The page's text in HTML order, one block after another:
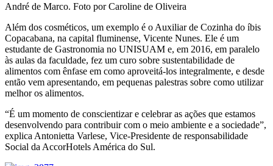
André de Marco. Foto por Caroline de Oliveira
Além dos cosméticos, um exemplo é o Auxiliar de Cozinha do íbis
Copacabana, na capital fluminense, Vicente Nunes. Ele é um
estudante de Gastronomia no UNISUAM e, em 2016, em paralelo
às aulas da faculdade, fez um curo sobre sustentabilidade de
alimentos com ênfase em como aproveitá-los integralmente, e desde
então vem apresentando, em pequenas palestras sobre como utilizar
melhor os alimentos.
“É um momento de conscientizar e celebrar as ações que estamos
desenvolvendo para contribuir com o meio ambiente e a sociedade”,
explica Antonietta Varlese, Vice-Presidente de responsabilidade
Social da AccorHotels América do Sul.